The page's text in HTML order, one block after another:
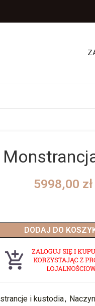
5998,00 zł
DODAJ DO
i kustodia,